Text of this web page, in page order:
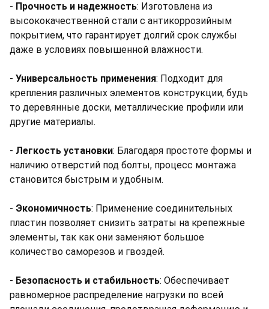
- Прочность и надежность: Изготовлена из
высококачественной стали с антикоррозийным
покрытием, что гарантирует долгий срок службы
даже в условиях повышенной влажности.
- Универсальность применения: Подходит для
крепления различных элементов конструкции, будь
то деревянные доски, металлические профили или
другие материалы.
- Легкость установки: Благодаря простоте формы и
наличию отверстий под болты, процесс монтажа
становится быстрым и удобным.
- Экономичность: Применение соединительных
пластин позволяет снизить затраты на крепежные
элементы, так как они заменяют большое
количество саморезов и гвоздей.
- Безопасность и стабильность: Обеспечивает
равномерное распределение нагрузки по всей